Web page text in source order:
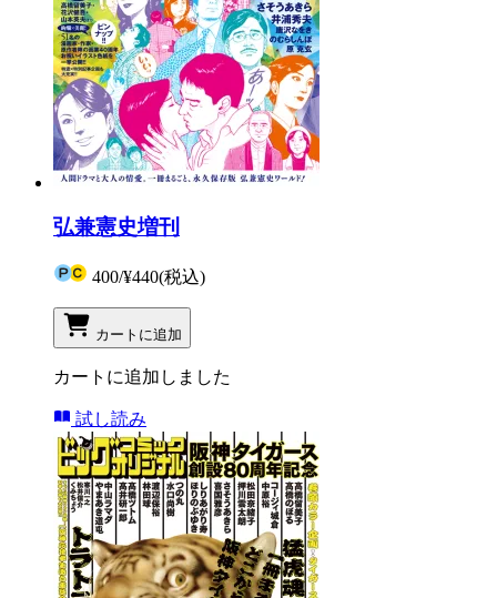
弘兼憲史増刊
400/¥440(税込)
カートに追加
カートに追加しました
試し読み